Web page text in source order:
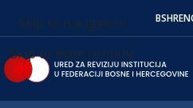
Skip to navigation
Skip to main content
BSHREN